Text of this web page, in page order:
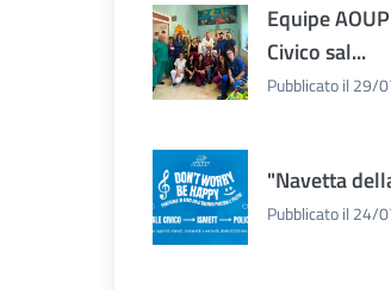
Equipe
Civico sal...
Pubblicato il 29/
"Navetta
Pubblicato il 24/